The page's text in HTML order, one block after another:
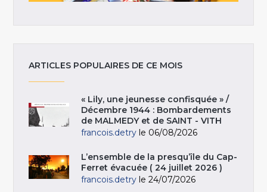
ARTICLES POPULAIRES DE CE MOIS
« Lily, une jeunesse confisquée » /
Décembre 1944 : Bombardements
de MALMEDY et de SAINT - VITH
francois.detry le 06/08/2026
L’ensemble de la presqu’île du Cap-
Ferret évacuée ( 24 juillet 2026 )
francois.detry le 24/07/2026